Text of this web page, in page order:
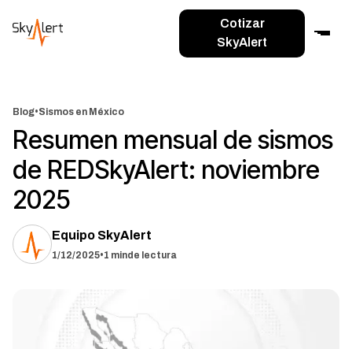
Cotizar
SkyAlert
Blog•Sismos en México
Resumen mensual de sismos
de REDSkyAlert: noviembre
2025
Equipo SkyAlert
1/12/2025•1 minde lectura